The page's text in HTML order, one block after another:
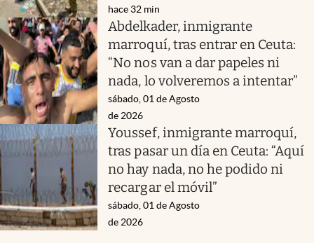
hace 32 min
Abdelkader, inmigrante
marroquí, tras entrar en Ceuta:
“No nos van a dar papeles ni
nada, lo volveremos a intentar”
sábado, 01 de Agosto
de 2026
Youssef, inmigrante marroquí,
tras pasar un día en Ceuta: “Aquí
no hay nada, no he podido ni
recargar el móvil”
sábado, 01 de Agosto
de 2026